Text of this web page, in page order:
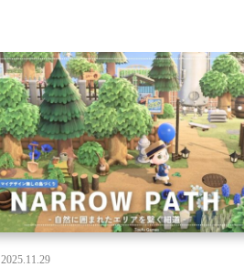
2025.11.29